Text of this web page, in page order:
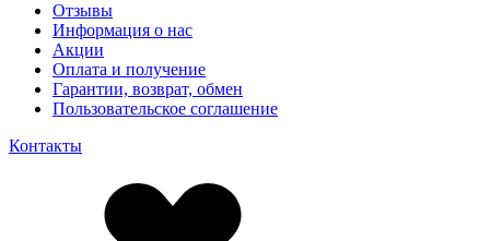
Отзывы
Информация о нас
Акции
Оплата и получение
Гарантии, возврат, обмен
Пользовательское соглашение
Контакты